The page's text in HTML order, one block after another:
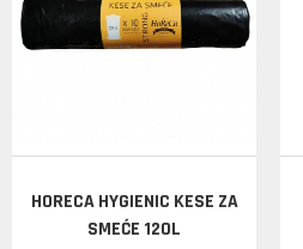
HORECA HYGIENIC KESE ZA
SMEĆE 120L